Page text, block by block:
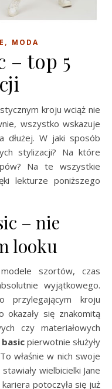
, MODA
– top 5
kroju wciąż nie
wszystko wskazuje
W jaki sposób
stylizacji? Na które
Na te wszystkie
lekturze poniższego
– nie
looku
szortów, czas
wyjątkowego.
kroju
okazały się znakomitą
czy materiałowych
pierwotnie służyły
właśnie w nich swoje
wielbicielki Jane
potoczyła się już